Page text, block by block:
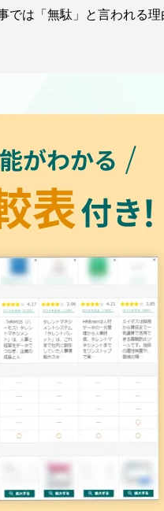
は「無駄」と言われる理